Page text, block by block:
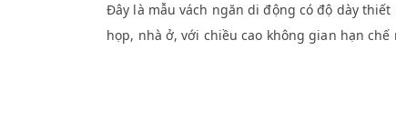
Đây là mẫu vách ngăn di động có độ dày
họp, nhà ở, với chiều cao không gian hạn